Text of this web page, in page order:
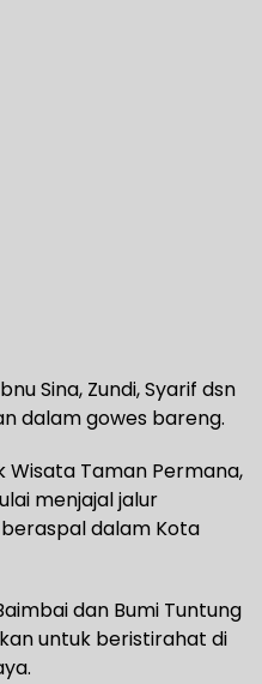
Sina, Zundi, Syarif dsn
dalam gowes bareng.
Taman Permana,
menjajal jalur
dalam Kota
dan Bumi Tuntung
untuk beristirahat di